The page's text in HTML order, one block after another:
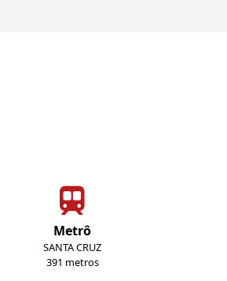
Metrô
SANTA CRUZ
391 metros